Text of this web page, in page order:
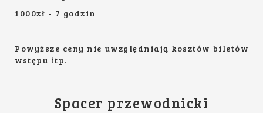
1000zł - 7 godzin
Powyższe ceny nie uwzględniają kosztów biletów
wstępu itp.
Spacer przewodnicki